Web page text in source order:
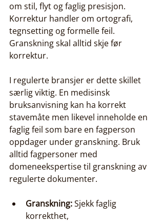
om stil, flyt og faglig presisjon.
Korrektur handler om ortografi,
tegnsetting og formelle feil.
Granskning skal alltid skje før
korrektur.
I regulerte bransjer er dette skillet
særlig viktig. En medisinsk
bruksanvisning kan ha korrekt
stavemåte men likevel inneholde en
faglig feil som bare en fagperson
oppdager under granskning. Bruk
alltid fagpersoner med
domeneekspertise til granskning av
regulerte dokumenter.
Granskning: Sjekk faglig
korrekthet,